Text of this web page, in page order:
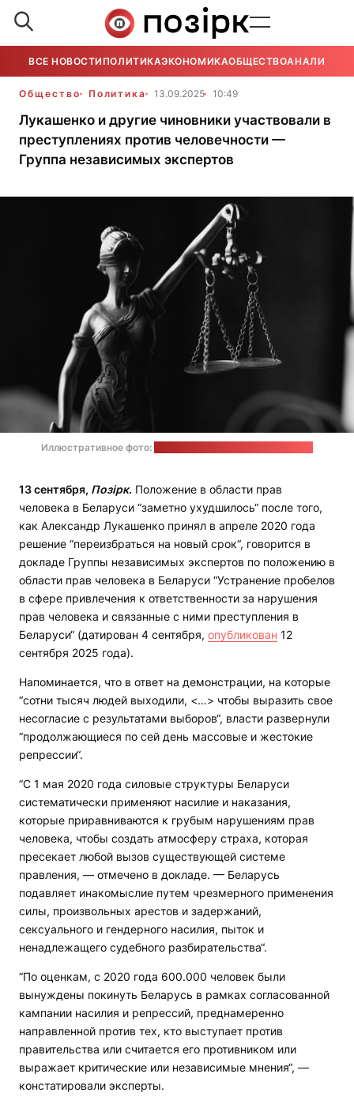
ВСЕ НОВОСТИ ПОЛИТИКАЭКОНОМИКАОБЩЕСТВОАНАЛИТИКА
Общество Политика 13.09.2025 10:49
Лукашенко и другие чиновники участвовали в
преступлениях против человечности —
Группа независимых экспертов
Иллюстративное фото:
13 сентября, Позірк. Положение в области прав
человека в Беларуси “заметно ухудшилось“ после того,
как Александр Лукашенко принял в апреле 2020 года
решение “переизбраться на новый срок“, говорится в
докладе Группы независимых экспертов по положению в
области прав человека в Беларуси “Устранение пробелов
в сфере привлечения к ответственности за нарушения
прав человека и связанные с ними преступления в
Беларуси“ (датирован 4 сентября, опубликован 12
сентября 2025 года).
Напоминается, что в ответ на демонстрации, на которые
“сотни тысяч людей выходили, <…> чтобы выразить свое
несогласие с результатами выборов“, власти развернули
“продолжающиеся по сей день массовые и жестокие
репрессии“.
“С 1 мая 2020 года силовые структуры Беларуси
систематически применяют насилие и наказания,
которые приравниваются к грубым нарушениям прав
человека, чтобы создать атмосферу страха, которая
пресекает любой вызов существующей системе
правления, — отмечено в докладе. — Беларусь
подавляет инакомыслие путем чрезмерного применения
силы, произвольных арестов и задержаний,
сексуального и гендерного насилия, пыток и
ненадлежащего судебного разбирательства“.
“По оценкам, с 2020 года 600.000 человек были
вынуждены покинуть Беларусь в рамках согласованной
кампании насилия и репрессий, преднамеренно
направленной против тех, кто выступает против
правительства или считается его противником или
выражает критические или независимые мнения“, —
констатировали эксперты.